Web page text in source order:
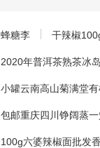
蜂糖李 干辣椒
2020年普洱茶熟茶冰
小罐云南高山菊满堂
包邮重庆四川铮阔蒸
100g六婆辣椒面批发